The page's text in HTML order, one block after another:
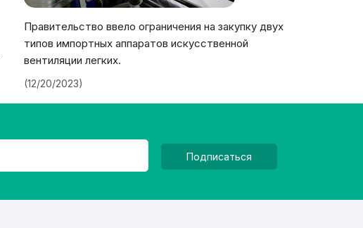
Правительство ввело ограничения на закупку двух
типов импортных аппаратов искусственной
вентиляции легких.
(12/20/2023)
Подписаться